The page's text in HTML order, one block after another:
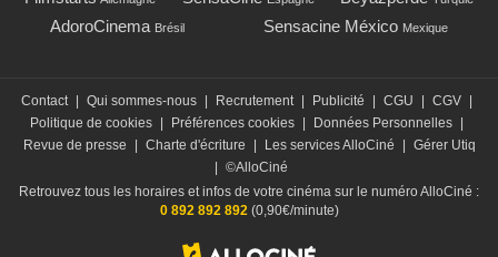
AdoroCinema Brésil Sensacine México Mexique
Contact | Qui sommes-nous | Recrutement | Publicité | CGU | CGV |
Politique de cookies | Préférences cookies | Données Personnelles |
Revue de presse
| Charte d'écriture | Les services AlloCiné | Gérer Utiq
| ©AlloCiné
Retrouvez tous les horaires et infos de votre cinéma sur le numéro AlloCiné :
0 892 892 892 (0,90€/minute)